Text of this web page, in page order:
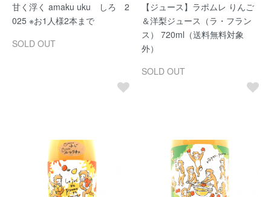
甘く浮く amaku uku しろ 2
025 ※お1人様2本まで
SOLD OUT
【ジュース】ラポムレ りんご
＆洋梨ジュース（ラ・フラン
ス） 720ml（送料無料対象
外）
SOLD OUT